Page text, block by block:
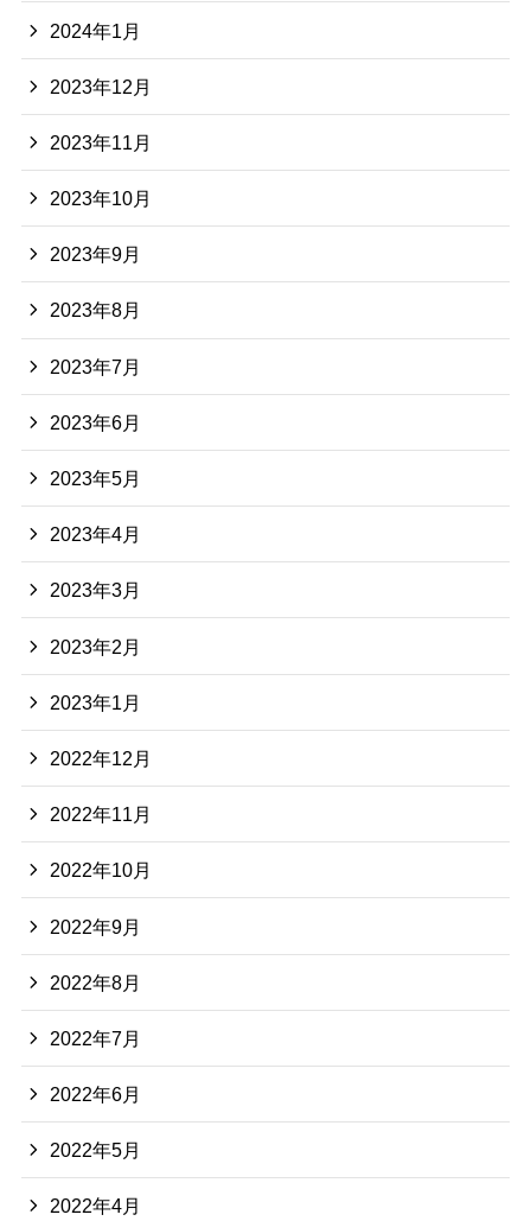
2024年1月
2023年12月
2023年11月
2023年10月
2023年9月
2023年8月
2023年7月
2023年6月
2023年5月
2023年4月
2023年3月
2023年2月
2023年1月
2022年12月
2022年11月
2022年10月
2022年9月
2022年8月
2022年7月
2022年6月
2022年5月
2022年4月